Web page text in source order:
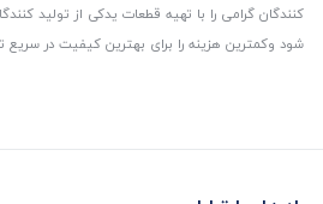
کنندگان گرامی را با تهیه قطعات یدکی از تولید
شود و‌کمترین هزینه را برای بهترین کیفیت در